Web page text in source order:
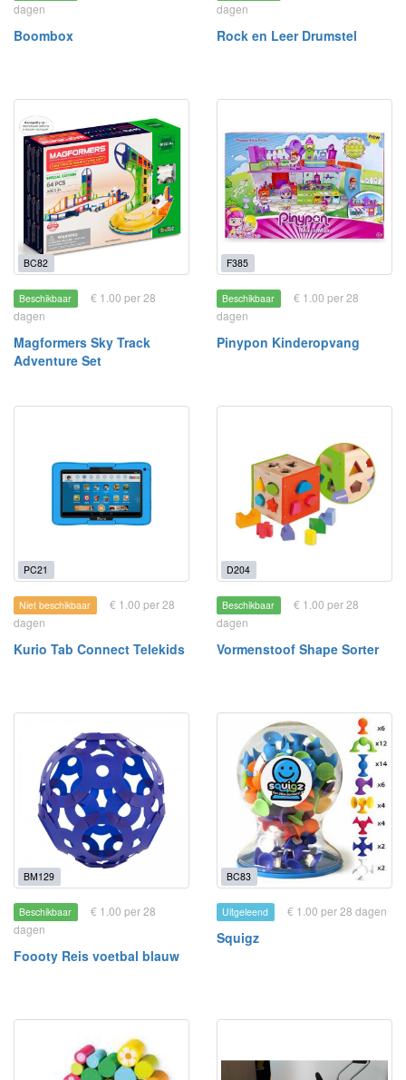
dagen
Boombox
dagen
Rock en Leer Drumstel
BC82
Beschikbaar
€ 1.00 per 28
dagen
Magformers Sky Track
Adventure Set
F385
Beschikbaar
€ 1.00 per 28
dagen
Pinypon Kinderopvang
PC21
Niet beschikbaar
€ 1.00 per 28
dagen
Kurio Tab Connect Telekids
D204
Beschikbaar
€ 1.00 per 28
dagen
Vormenstoof Shape Sorter
BM129
Beschikbaar
€ 1.00 per 28
dagen
Foooty Reis voetbal blauw
BC83
Uitgeleend € 1.00 per 28 dagen
Squigz